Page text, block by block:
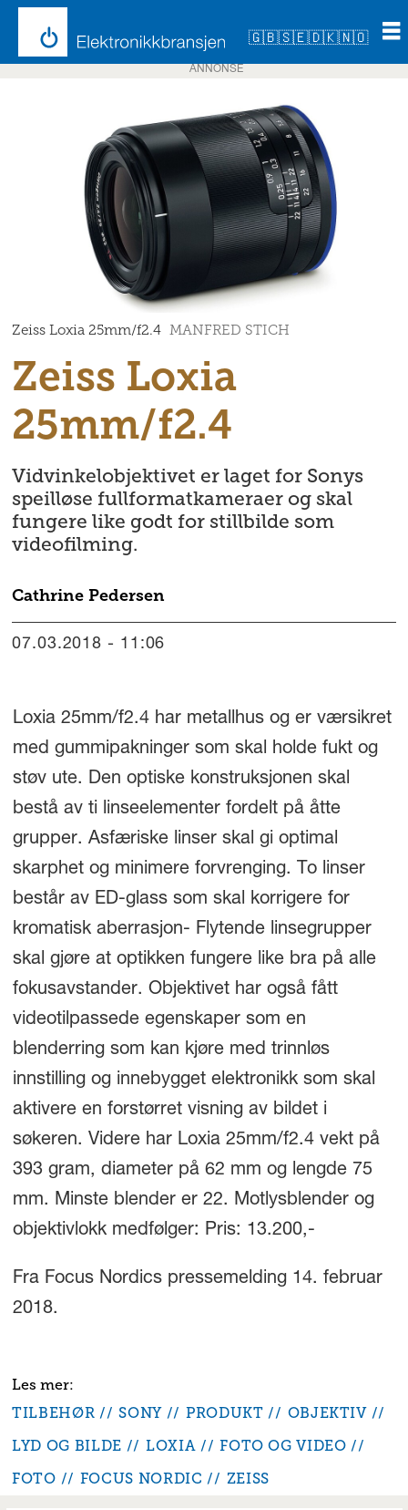
🇬🇧🇸🇪🇩🇰🇳🇴
ANNONSE
Zeiss Loxia 25mm/f2.4 MANFRED STICH
Zeiss Loxia
25mm/f2.4
Vidvinkelobjektivet er laget for Sonys
speilløse fullformatkameraer og skal
fungere like godt for stillbilde som
videofilming.
Cathrine Pedersen
07.03.2018 - 11:06
Loxia 25mm/f2.4 har metallhus og er værsikret
med gummipakninger som skal holde fukt og
støv ute. Den optiske konstruksjonen skal
bestå av ti linseelementer fordelt på åtte
grupper. Asfæriske linser skal gi optimal
skarphet og minimere forvrenging. To linser
består av ED-glass som skal korrigere for
kromatisk aberrasjon- Flytende linsegrupper
skal gjøre at optikken fungere like bra på alle
fokusavstander. Objektivet har også fått
videotilpassede egenskaper som en
blenderring som kan kjøre med trinnløs
innstilling og innebygget elektronikk som skal
aktivere en forstørret visning av bildet i
søkeren. Videre har Loxia 25mm/f2.4 vekt på
393 gram, diameter på 62 mm og lengde 75
mm. Minste blender er 22. Motlysblender og
objektivlokk medfølger: Pris: 13.200,-
Fra Focus Nordics pressemelding 14. februar
2018.
TILBEHØR SONY PRODUKT
OBJEKTIV
LYD OG BILDE
LOXIA
FOTO OG VIDEO
FOTO
FOCUS NORDIC ZEISS